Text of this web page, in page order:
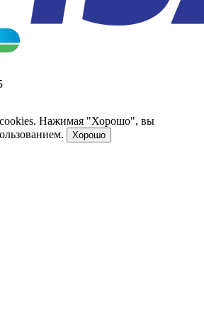
cookies. Нажимая "Хорошо", вы
Хорошо